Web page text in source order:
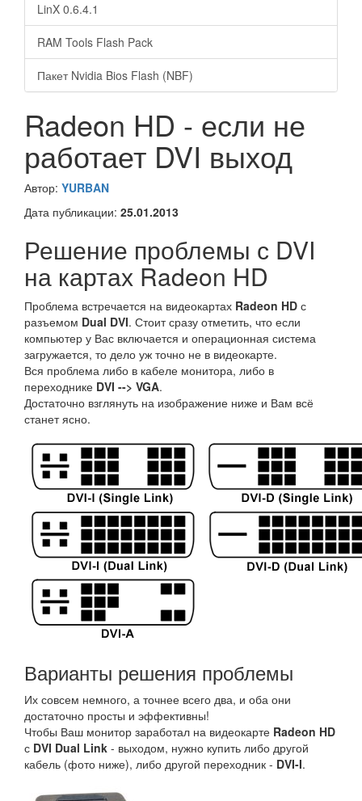
LinX 0.6.4.1
RAM Tools Flash Pack
Пакет Nvidia Bios Flash (NBF)
Radeon HD - если не
работает DVI выход
Автор: YURBAN
Дата публикации: 25.01.2013
Решение проблемы с DVI
на картах Radeon HD
Проблема встречается на видеокартах Radeon HD с
разъемом Dual DVI. Стоит сразу отметить, что если
компьютер у Вас включается и операционная система
загружается, то дело уж точно не в видеокарте.
Вся проблема либо в кабеле монитора, либо в
переходнике DVI --> VGA.
Достаточно взглянуть на изображение ниже и Вам всё
станет ясно.
Варианты решения проблемы
Их совсем немного, а точнее всего два, и оба они
достаточно просты и эффективны!
Чтобы Ваш монитор заработал на видеокарте Radeon HD
с DVI Dual Link - выходом, нужно купить либо другой
кабель (фото ниже), либо другой переходник - DVI-I.